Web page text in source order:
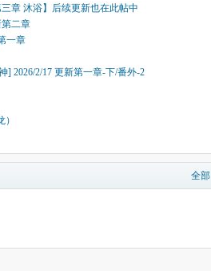
章 沐浴】后续更新也在此帖中
第二章
一章
] 2026/2/17 更新第一章-下/番外-2
全部